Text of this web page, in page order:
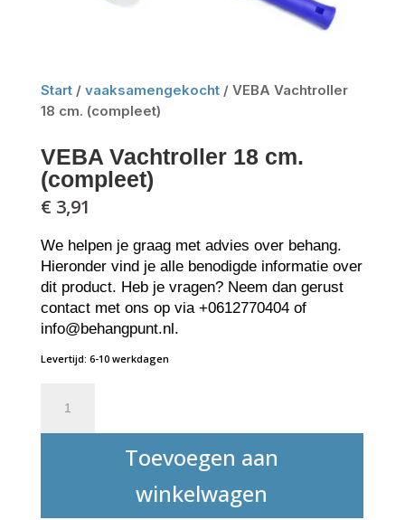
Start/ vaaksamengekocht/ VEBA Vachtroller
18 cm. (compleet)
VEBA Vachtroller 18 cm.
(compleet)
€3,91
We helpen je graag met advies over behang.
Hieronder vind je alle benodigde informatie over
dit product. Heb je vragen? Neem dan gerust
contact met ons op via +0612770404 of
info@behangpunt.nl.
Levertijd: 6-10 werkdagen
Vachtroller
18
Toevoegen aan
winkelwagen